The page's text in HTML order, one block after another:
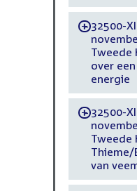
-32500-
Tweede
over
energie
-32500-
Tweede
Thieme/
van